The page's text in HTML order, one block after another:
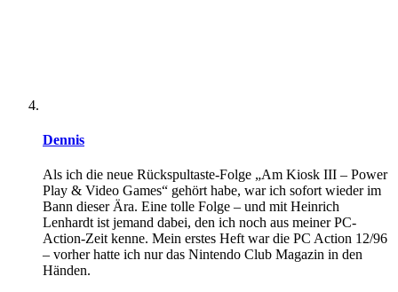
Dennis
Als ich die neue Rückspultaste-Folge „Am Kiosk III – Power
Play & Video Games“ gehört habe, war ich sofort wieder im
Bann dieser Ära. Eine tolle Folge – und mit Heinrich
Lenhardt ist jemand dabei, den ich noch aus meiner PC-
Action-Zeit kenne. Mein erstes Heft war die PC Action 12/96
– vorher hatte ich nur das Nintendo Club Magazin in den
Händen.